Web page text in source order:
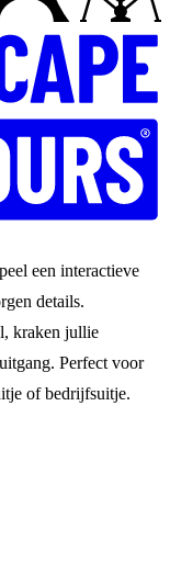
een interactieve
details.
kraken jullie
Perfect voor
of bedrijfsuitje.